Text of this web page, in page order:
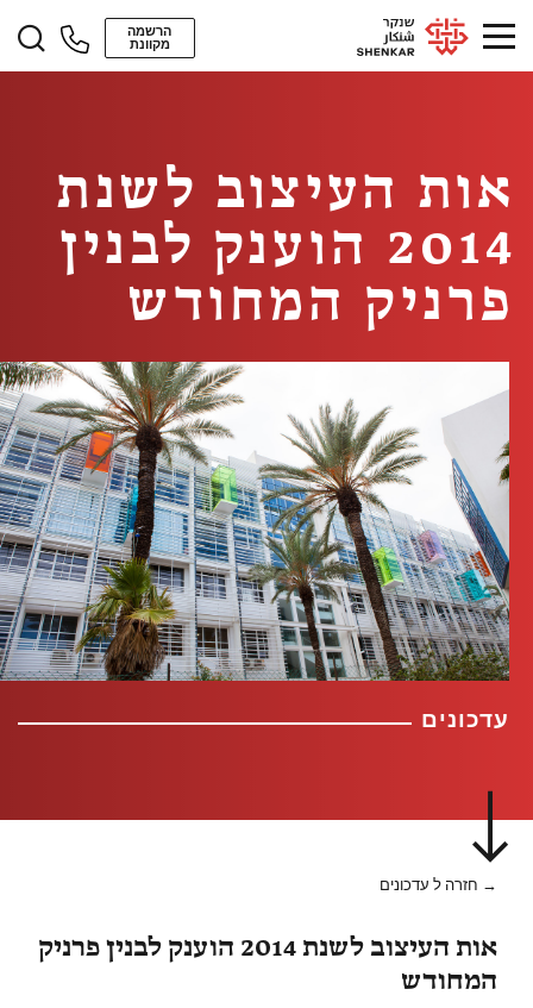
הרשמה
מקוונת
אות העיצוב לשנת
2014 הוענק לבנין
פרניק המחודש
עדכונים
→ חזרה ל עדכונים
אות העיצוב לשנת 2014 הוענק לבנין פרניק
המחודש